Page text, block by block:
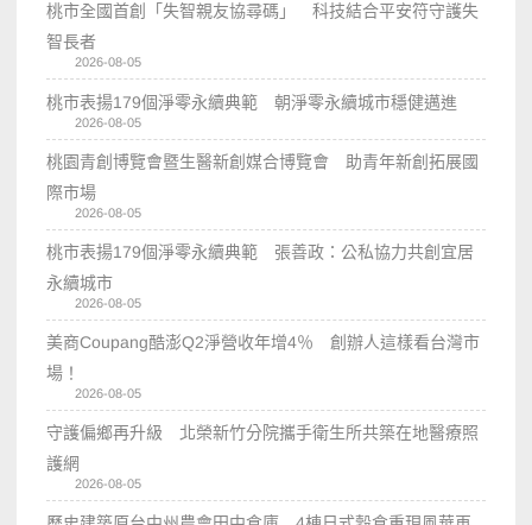
桃市全國首創「失智親友協尋碼」 科技結合平安符守護失
智長者
2026-08-05
桃市表揚179個淨零永續典範 朝淨零永續城市穩健邁進
2026-08-05
桃園青創博覽會暨生醫新創媒合博覽會 助青年新創拓展國
際市場
2026-08-05
桃市表揚179個淨零永續典範 張善政：公私協力共創宜居
永續城市
2026-08-05
美商Coupang酷澎Q2淨營收年增4％ 創辦人這樣看台灣市
場！
2026-08-05
守護偏鄉再升級 北榮新竹分院攜手衛生所共築在地醫療照
護網
2026-08-05